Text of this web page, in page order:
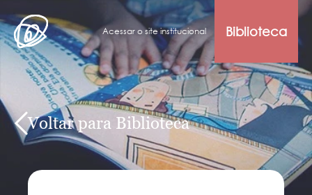
Acessar o site institucional Biblioteca
Voltar para Biblioteca